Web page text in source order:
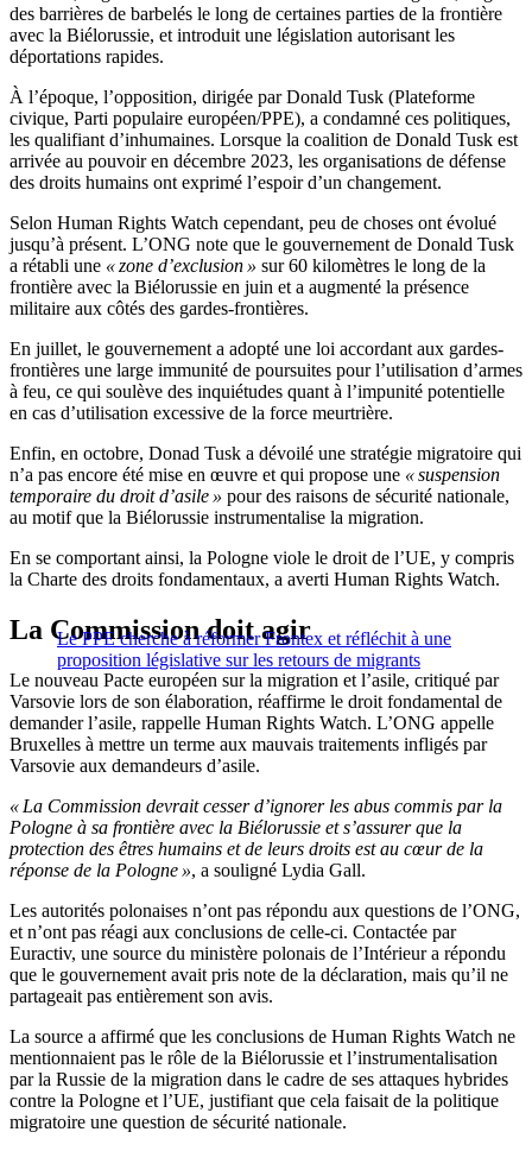
des barrières de barbelés le long de certaines parties de la frontière
avec la Biélorussie, et introduit une législation autorisant les
déportations rapides.
À l’époque, l’opposition, dirigée par Donald Tusk (Plateforme
civique, Parti populaire européen/PPE), a condamné ces politiques,
les qualifiant d’inhumaines. Lorsque la coalition de Donald Tusk est
arrivée au pouvoir en décembre 2023, les organisations de défense
des droits humains ont exprimé l’espoir d’un changement.
Selon Human Rights Watch cependant, peu de choses ont évolué
jusqu’à présent. L’ONG note que le gouvernement de Donald Tusk
a rétabli une « zone d’exclusion » sur 60 kilomètres le long de la
frontière avec la Biélorussie en juin et a augmenté la présence
militaire aux côtés des gardes-frontières.
En juillet, le gouvernement a adopté une loi accordant aux gardes-
frontières une large immunité de poursuites pour l’utilisation d’armes
à feu, ce qui soulève des inquiétudes quant à l’impunité potentielle
en cas d’utilisation excessive de la force meurtrière.
Enfin, en octobre, Donad Tusk a dévoilé une stratégie migratoire qui
n’a pas encore été mise en œuvre et qui propose une « suspension
temporaire du droit d’asile » pour des raisons de sécurité nationale,
au motif que la Biélorussie instrumentalise la migration.
En se comportant ainsi, la Pologne viole le droit de l’UE, y compris
la Charte des droits fondamentaux, a averti Human Rights Watch.
Le PPE cherche à réformer Frontex et réfléchit à une
proposition législative sur les retours de migrants
La Commission doit agir
Le nouveau Pacte européen sur la migration et l’asile, critiqué par
Varsovie lors de son élaboration, réaffirme le droit fondamental de
demander l’asile, rappelle Human Rights Watch. L’ONG appelle
Bruxelles à mettre un terme aux mauvais traitements infligés par
Varsovie aux demandeurs d’asile.
« La Commission devrait cesser d’ignorer les abus commis par la
Pologne à sa frontière avec la Biélorussie et s’assurer que la
protection des êtres humains et de leurs droits est au cœur de la
réponse de la Pologne », a souligné Lydia Gall.
Les autorités polonaises n’ont pas répondu aux questions de l’ONG,
et n’ont pas réagi aux conclusions de celle-ci. Contactée par
Euractiv, une source du ministère polonais de l’Intérieur a répondu
que le gouvernement avait pris note de la déclaration, mais qu’il ne
partageait pas entièrement son avis.
La source a affirmé que les conclusions de Human Rights Watch ne
mentionnaient pas le rôle de la Biélorussie et l’instrumentalisation
par la Russie de la migration dans le cadre de ses attaques hybrides
contre la Pologne et l’UE, justifiant que cela faisait de la politique
migratoire une question de sécurité nationale.